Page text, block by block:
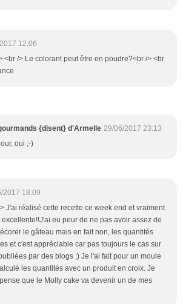
12:06
<br /> Le colorant peut être en poudre?<br /> <br
{disent} d'Armelle 29/06/2017 23:13
oui ;-)
2017 18:09
J'ai réalisé cette recette ce week end et vraiment
eu peur de ne pas avoir assez de
le gâteau mais en fait non, les quantités
et c'est appréciable car pas toujours le cas sur
par des blogs ;) Je l'ai fait pour un moule
les quantités avec un produit en croix. Je
que le Molly cake va devenir un de mes